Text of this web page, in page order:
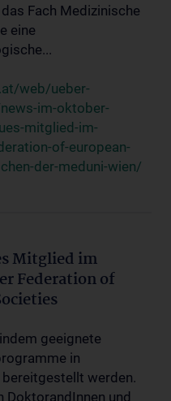
das Fach Medizinische
eine
web/ueber-
im-oktober-
mitglied-im-
of-european-
der-meduni-wien/
Mitglied im
Federation of
geeignete
in
werden.
DoktorandInnen und